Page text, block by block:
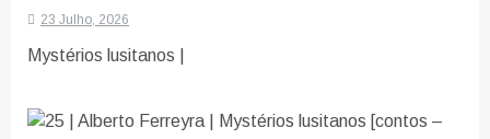
23 Julho, 2026
Mystérios lusitanos |